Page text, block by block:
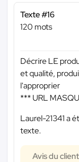
Texte #16
120 mots
Décrire LE
et qualité,
l'approprier
*** URL
Laurel-21341 a
texte.
Avis du client